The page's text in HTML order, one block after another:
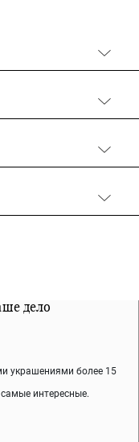
дело
украшениями более 15
интересные.
сплав), которое не
аллергию.
выбирайте те,
курьер.